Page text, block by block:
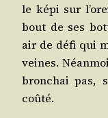
le képi sur
bout de ses
air de défi qui
veines.
bron­chai pas,
coûté.